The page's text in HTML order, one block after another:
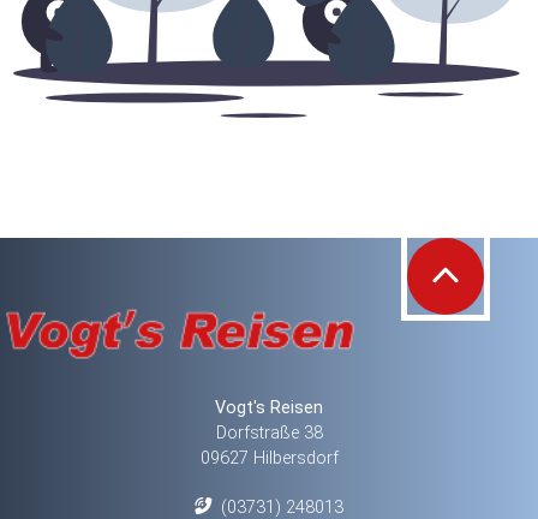
Vogt's Reisen
Dorfstraße 38
09627 Hilbersdorf
(03731) 248013